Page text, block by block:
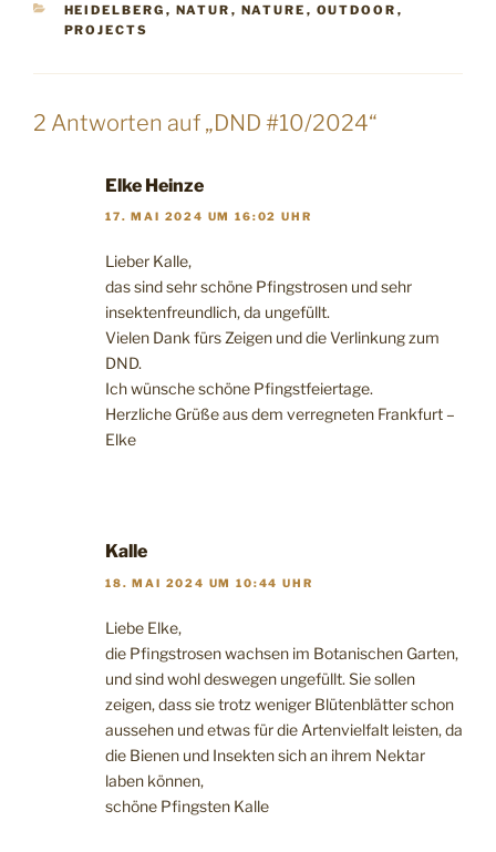
KATEGORIEN
HEIDELBERG , NATUR , NATURE , OUTDOOR ,
PROJECTS
2 Antworten auf „DND #10/2024“
Elke Heinze
17. MAI 2024 UM 16:02 UHR
Lieber Kalle,
das sind sehr schöne Pfingstrosen und sehr
insektenfreundlich, da ungefüllt.
Vielen Dank fürs Zeigen und die Verlinkung zum
DND.
Ich wünsche schöne Pfingstfeiertage.
Herzliche Grüße aus dem verregneten Frankfurt –
Elke
Kalle
18. MAI 2024 UM 10:44 UHR
Liebe Elke,
die Pfingstrosen wachsen im Botanischen Garten,
und sind wohl deswegen ungefüllt. Sie sollen
zeigen, dass sie trotz weniger Blütenblätter schon
aussehen und etwas für die Artenvielfalt leisten, da
die Bienen und Insekten sich an ihrem Nektar
laben können,
schöne Pfingsten Kalle